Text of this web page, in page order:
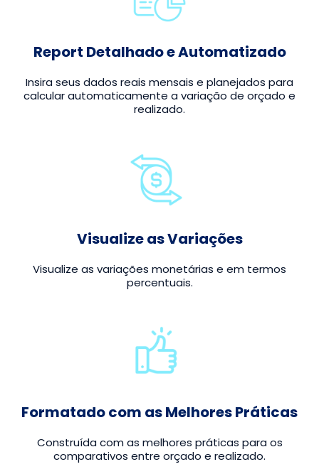
Report Detalhado e Automatizado
Insira seus dados reais mensais e planejados para
calcular automaticamente a variação de orçado e
realizado.
Visualize as Variações
Visualize as variações monetárias e em termos
percentuais.
Formatado com as Melhores Práticas
Construída com as melhores práticas para os
comparativos entre orçado e realizado.